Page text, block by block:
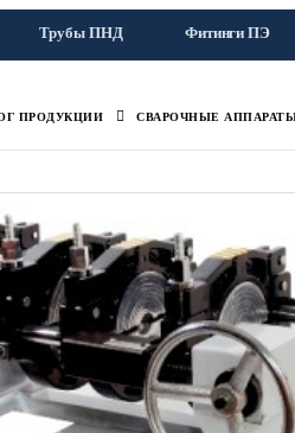
Трубы ПНД Фитинги ПЭ
ПРОДУКЦИИ СВАРОЧНЫЕ АППАРАТЫ